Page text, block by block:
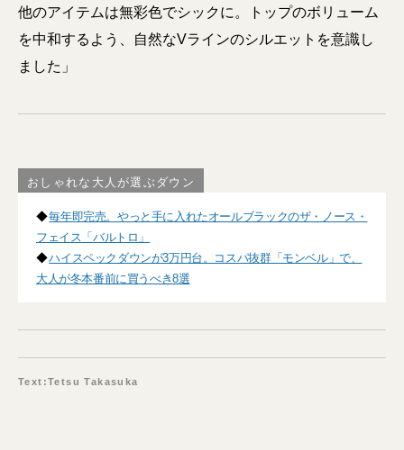
他のアイテムは無彩色でシックに。トップのボリューム
を中和するよう、自然なVラインのシルエットを意識し
ました」
おしゃれな大人が選ぶダウン
◆毎年即完売。やっと手に入れたオールブラックのザ・ノース・
フェイス「バルトロ」
◆ハイスペックダウンが3万円台。コスパ抜群「モンベル」で、
大人が冬本番前に買うべき8選
Text:Tetsu Takasuka